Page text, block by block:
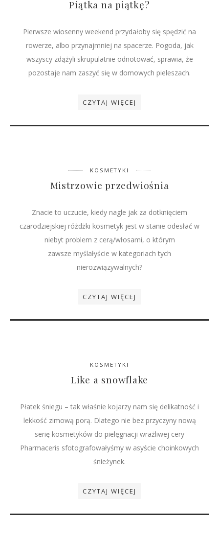
Piątka na piątkę?
Pierwsze wiosenny weekend przydałoby się spędzić na
rowerze, albo przynajmniej na spacerze. Pogoda, jak
wszyscy zdążyli skrupulatnie odnotować, sprawia, że
pozostaje nam zaszyć się w domowych pieleszach.
CZYTAJ WIĘCEJ
KOSMETYKI
Mistrzowie przedwiośnia
Znacie to uczucie, kiedy nagle jak za dotknięciem
czarodziejskiej różdżki kosmetyk jest w stanie odesłać w
niebyt problem z cerą/włosami, o którym
zawsze myślałyście w kategoriach tych
nierozwiązywalnych?
CZYTAJ WIĘCEJ
KOSMETYKI
Like a snowflake
Płatek śniegu – tak właśnie kojarzy nam się delikatność i
lekkość zimową porą. Dlatego nie bez przyczyny nową
serię kosmetyków do pielęgnacji wrażliwej cery
Pharmaceris sfotografowałyśmy w asyście choinkowych
śnieżynek.
CZYTAJ WIĘCEJ